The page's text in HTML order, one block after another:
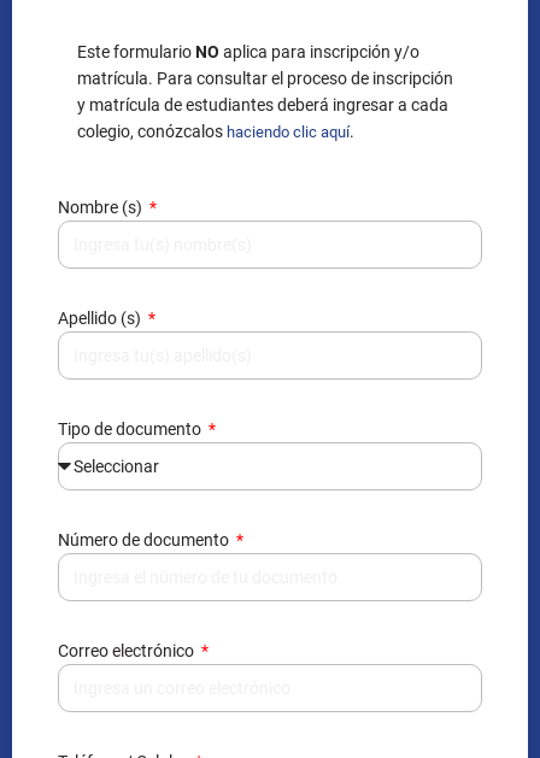
Este formularioNO aplica para inscripción y/o
matrícula. Para consultar el proceso de inscripción
y matrícula de estudiantes deberá ingresar a cada
colegio, conózcalos haciendo clic aquí.
Nombre (s)
Apellido (s)
Tipo de documento
Número de documento
Correo electrónico